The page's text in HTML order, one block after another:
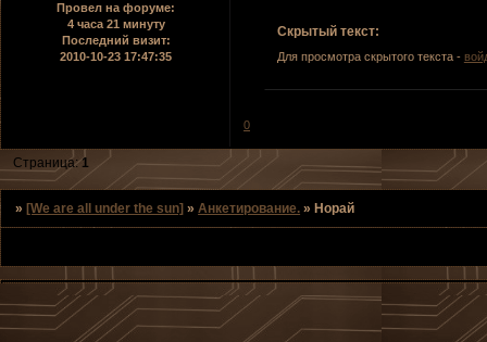
Провел на форуме:
4 часа 21 минуту
Последний визит:
2010-10-23 17:47:35
Скрытый текст:
Для просмотра скрытого текста -
0
Страница:1
» [We are all under the sun] »Анкетирование. » Норай